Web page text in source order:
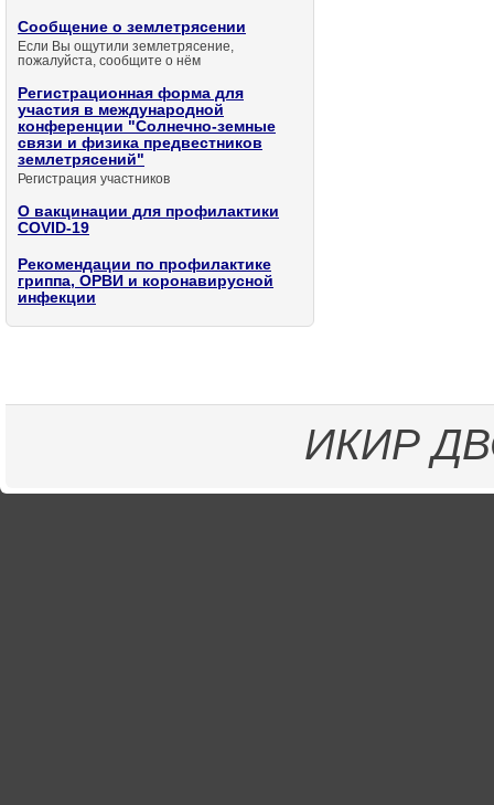
Сообщение о землетрясении
Если Вы ощутили землетрясение,
пожалуйста, сообщите о нём
Регистрационная форма для
участия в международной
конференции "Солнечно-земные
связи и физика предвестников
землетрясений"
Регистрация участников
О вакцинации для профилактики
COVID-19
Рекомендации по профилактике
гриппа, ОРВИ и коронавирусной
инфекции
ИКИР